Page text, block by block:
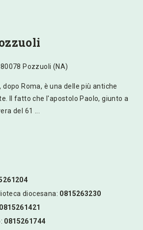
Pozzuoli (NA)
dopo Roma, è una delle più antiche
Il fatto che l'apostolo Paolo, giunto a
del 61 ...
diocesana: 0815263230
0815261421
0815261744